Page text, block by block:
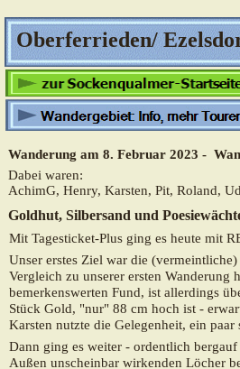
Oberferrieden/
Wanderung am 8. Februar 2023 -
Dabei waren:
AchimG, Henry, Karsten, Pit, Roland,
Goldhut, Silbersand und
Mit Tagesticket-Plus ging es heute mit
Unser erstes Ziel war die
Vergleich zu unserer ersten
bemerkenswerten Fund, ist allerdings
Stück Gold, "nur" 88 cm hoch ist -
Karsten nutzte die Gelegenheit, ein
Dann ging es weiter - ordentlich
Außen unscheinbar wirkenden Löcher